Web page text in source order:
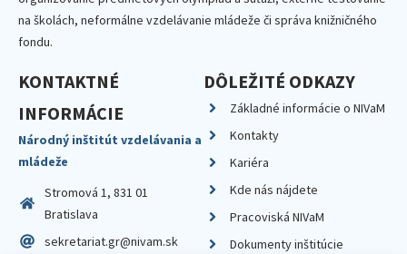
na školách, neformálne vzdelávanie mládeže či správa knižničného
fondu.
KONTAKTNÉ
INFORMÁCIE
Národný inštitút vzdelávania a
mládeže
Stromová 1, 831 01
Bratislava
sekretariat.gr@nivam.sk
DÔLEŽITÉ ODKAZY
Základné informácie o NIVaM
Kontakty
Kariéra
Kde nás nájdete
Pracoviská NIVaM
Dokumenty inštitúcie